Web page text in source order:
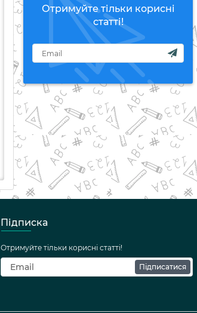
Отримуйте тільки корисні
статті!
Підписка
Отримуйте тільки корисні статті!
Підписатися